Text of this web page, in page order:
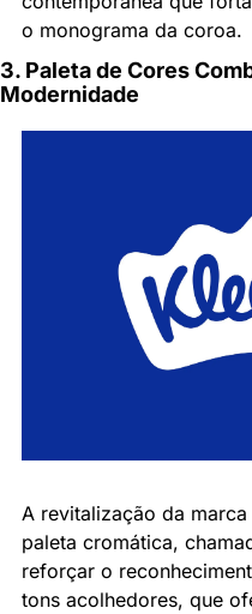
o monograma da coroa.
3. Paleta de Cores
Modernidade
A revitalização da
paleta cromática,
reforçar o
tons acolhedores, que